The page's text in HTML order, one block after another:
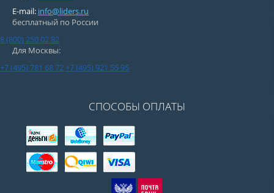
E-mail: info@liders.ru
бесплатный по России
8 (800) 250 02 82
Для Москвы:
+7 (495) 781 68 72+7 (495) 921 55 95
СПОСОБЫ ОПЛАТЫ